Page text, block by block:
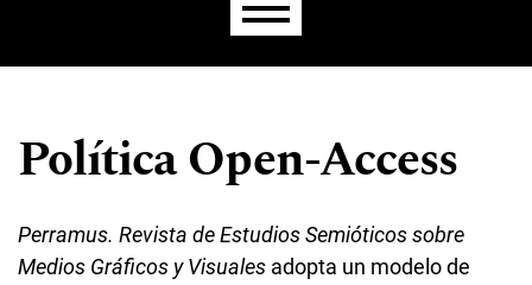
Menú principal
Política Open-Access
Perramus. Revista de Estudios Semióticos sobre
Medios Gráficos y Visuales adopta un modelo de